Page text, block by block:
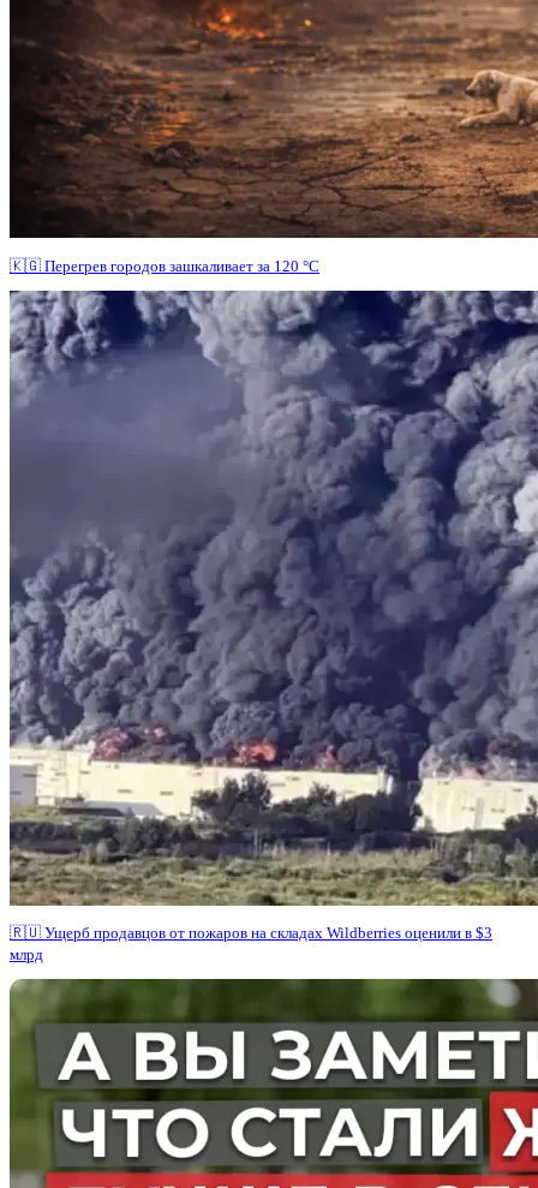
🇰🇬 Перегрев городов зашкаливает за 120 °C
🇷🇺 Ущерб продавцов от пожаров на складах Wildberries оценили в $3
млрд